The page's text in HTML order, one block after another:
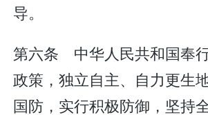
导。
第六条 中华人民共和国奉
政策，独立自主、自力更生
国防，实行积极防御，坚持